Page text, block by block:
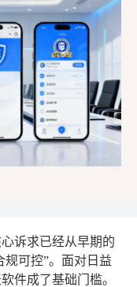
诉求已经从早期的
规可控”。面对日益
件成了基础门槛。